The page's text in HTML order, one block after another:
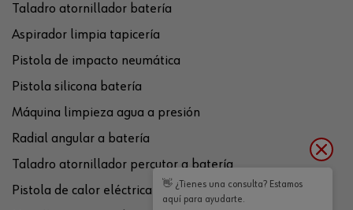
Taladro atornillador batería
Aspirador limpia tapicería
Pistola de impacto neumática
Pistola silicona batería
Máquina limpieza agua a presión
Radial angular a batería
Taladro atornillador percutor a batería
Pistola de calor eléctrica
👋 ¿Tienes una consulta? Estamos
aquí para ayudarte.